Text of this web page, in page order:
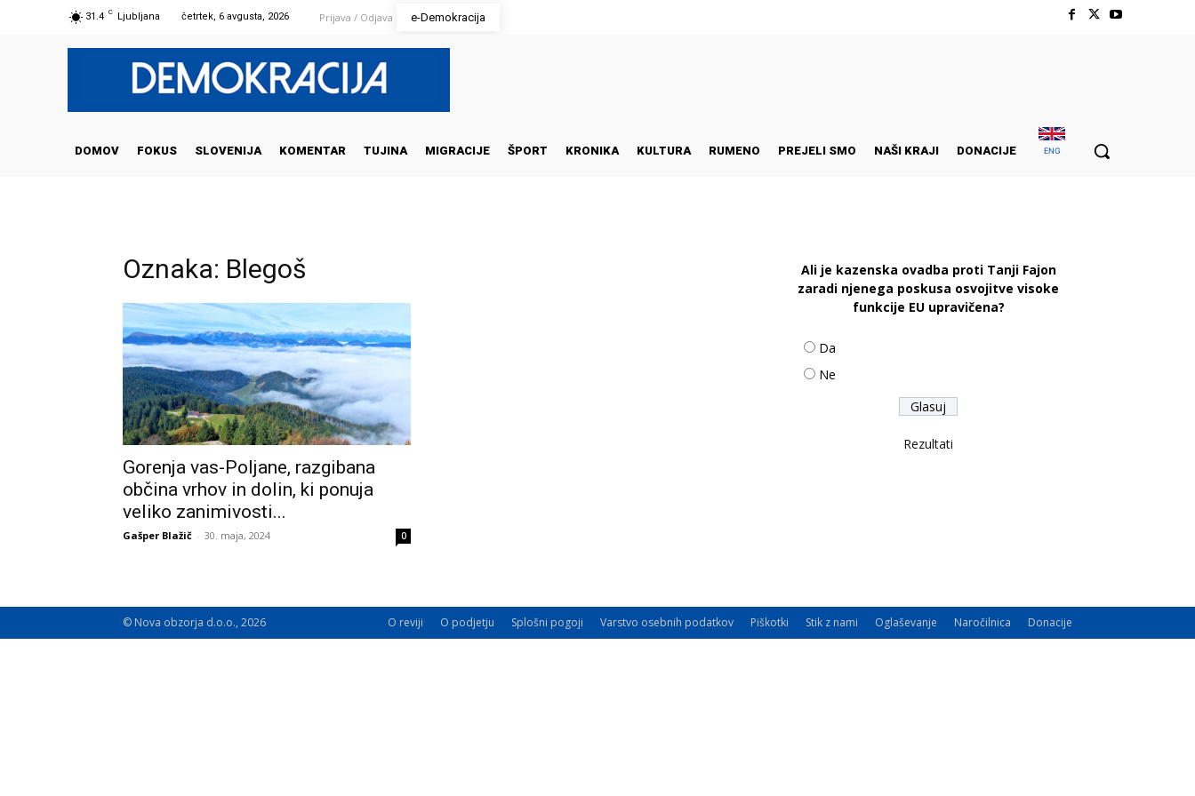
31.4 C Ljubljana četrtek, 6 avgusta, 2026 Prijava / Odjava e-Demokracija
DOMOV FOKUS SLOVENIJA KOMENTAR TUJINA MIGRACIJE ŠPORT KRONIKA KULTURA RUMENO PREJELI SMO NAŠI KRAJI DONACIJE ENG
Oznaka: Blegoš
Gorenja vas-Poljane, razgibana
občina vrhov in dolin, ki ponuja
veliko zanimivosti...
Gašper Blažič - 30. maja, 2024 0
Ali je kazenska ovadba proti Tanji Fajon
zaradi njenega poskusa osvojitve visoke
funkcije EU upravičena?
Da
Ne
Rezultati
O reviji O podjetju Splošni pogoji Varstvo osebnih podatkov Piškotki Stik z nami Oglaševanje Naročilnica Donacije
© Nova obzorja d.o.o., 2026